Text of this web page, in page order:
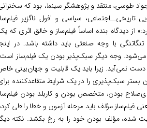
منتقد و پژوهشگر سینما، بود که سخنرانی
سیاسی و افول ناگزیر فیلم‌ساز
از دیدگاه بنده اساساً فیلم‌ساز و خالق اثری که یک
با وجه صنعتی باید داشته باشد. در اینجا
وجه دیگر سبک‌پذیر بودن یک فیلم‌ساز است،
نمی‌آید. زیرا باید یک قابلیت و جهان‌بینی خاص
سبک‌پذیری را در یک شرایط متقاعد‌کننده برای
بودن، متخصص بودن و کاربلد بودن فیلم‌ساز
مؤلف باید مرحله آزمون و خطا را طی کرده
مؤلف بودن خود را به رخ بکشد. نکته دیگر